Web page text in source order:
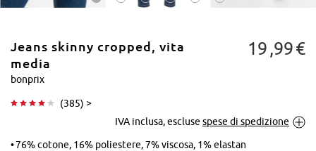
ingrandire
Jeans skinny cropped, vita
media
bonprix
(385) >
19 99€
IVA inclusa, escluse spese di spedizione
76% cotone, 16% poliestere, 7% viscosa, 1% elastan